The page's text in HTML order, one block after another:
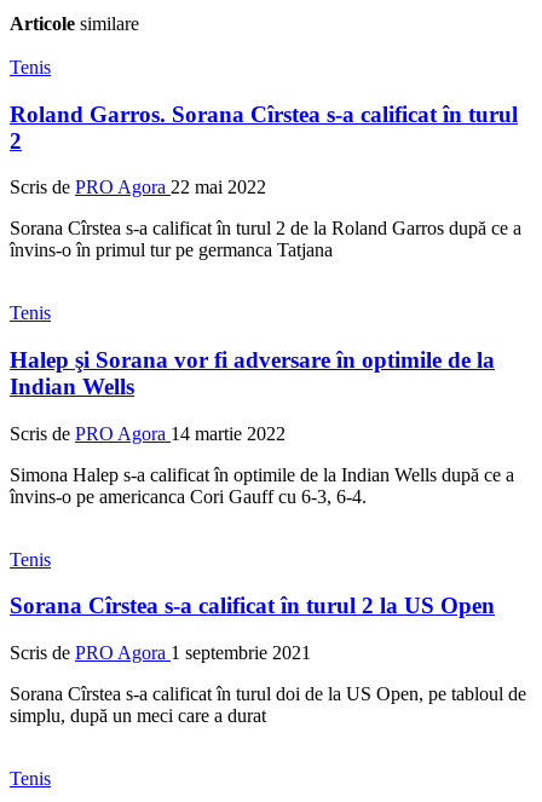
Articole similare
Tenis
Roland Garros. Sorana Cîrstea s-a calificat în turul
2
Scris de PRO Agora 22 mai 2022
Sorana Cîrstea s-a calificat în turul 2 de la Roland Garros după ce a
învins-o în primul tur pe germanca Tatjana
Tenis
Halep şi Sorana vor fi adversare în optimile de la
Indian Wells
Scris de PRO Agora 14 martie 2022
Simona Halep s-a calificat în optimile de la Indian Wells după ce a
învins-o pe americanca Cori Gauff cu 6-3, 6-4.
Tenis
Sorana Cîrstea s-a calificat în turul 2 la US Open
Scris de PRO Agora 1 septembrie 2021
Sorana Cîrstea s-a calificat în turul doi de la US Open, pe tabloul de
simplu, după un meci care a durat
Tenis